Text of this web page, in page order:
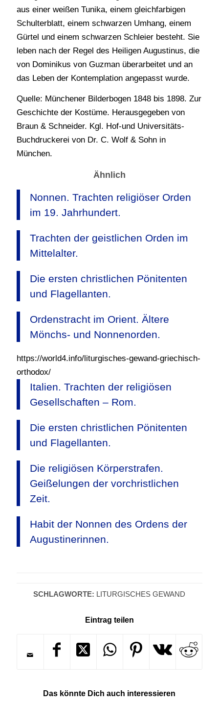
aus einer weißen Tunika, einem gleichfarbigen
Schulterblatt, einem schwarzen Umhang, einem
Gürtel und einem schwarzen Schleier besteht. Sie
leben nach der Regel des Heiligen Augustinus, die
von Dominikus von Guzman überarbeitet und an
das Leben der Kontemplation angepasst wurde.
Quelle: Münchener Bilderbogen 1848 bis 1898. Zur
Geschichte der Kostüme. Herausgegeben von
Braun & Schneider. Kgl. Hof-und Universitäts-
Buchdruckerei von Dr. C. Wolf & Sohn in
München.
Ähnlich
Nonnen. Trachten religiöser Orden
im 19. Jahrhundert.
Trachten der geistlichen Orden im
Mittelalter.
Die ersten christlichen Pönitenten
und Flagellanten.
Ordenstracht im Orient. Ältere
Mönchs- und Nonnenorden.
https://world4.info/liturgisches-gewand-griechisch-
orthodox/
Italien. Trachten der religiösen
Gesellschaften – Rom.
Die ersten christlichen Pönitenten
und Flagellanten.
Die religiösen Körperstrafen.
Geißelungen der vorchristlichen
Zeit.
Habit der Nonnen des Ordens der
Augustinerinnen.
SCHLAGWORTE: LITURGISCHES GEWAND
Eintrag teilen
Das könnte Dich auch interessieren